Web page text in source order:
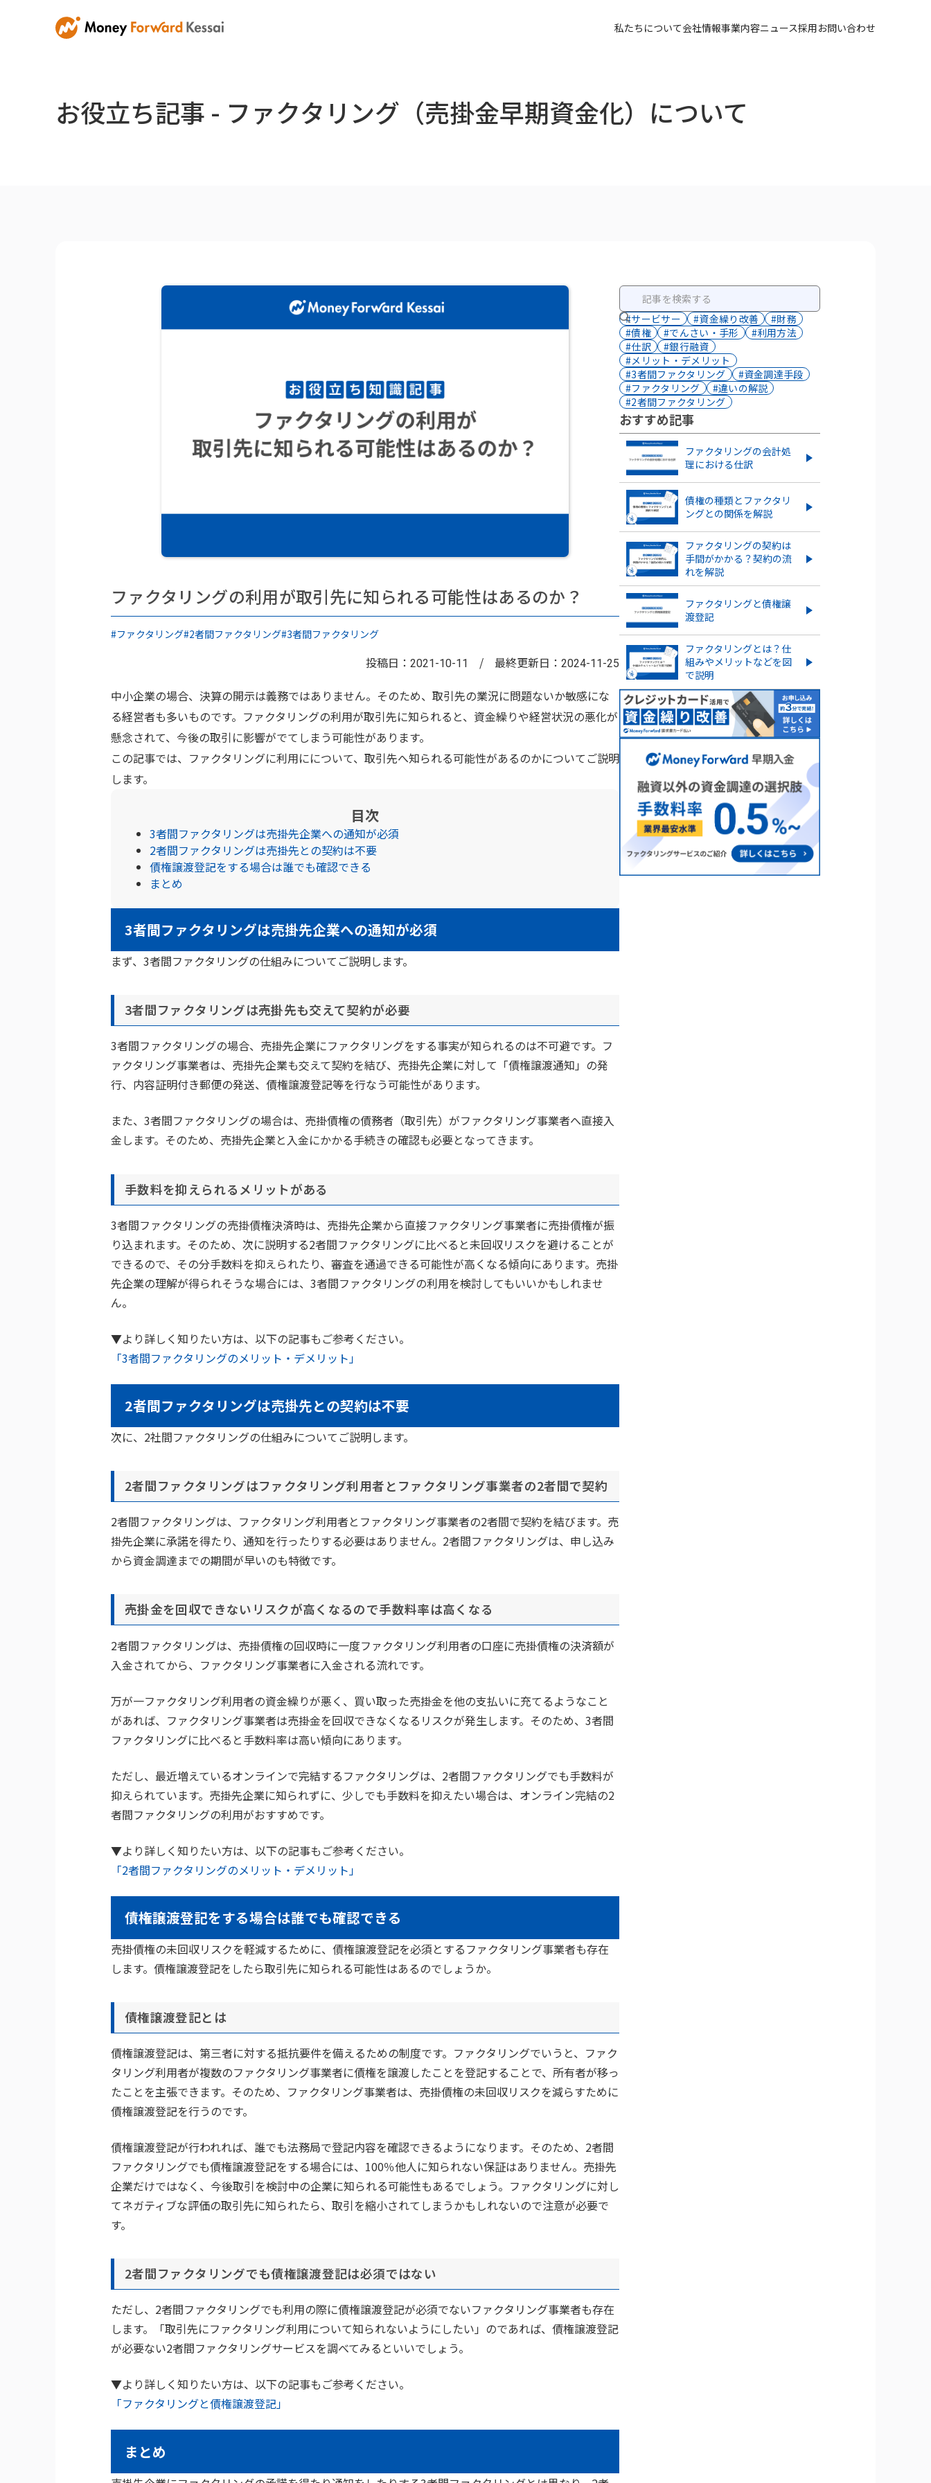
私たちについて会社情報事業内容ニュース採用お問い合わせ
お役立ち記事 - ファクタリング（売掛金早期資金化）について
ファクタリングの利用が取引先に知られる可能性はあるのか？
#ファクタリング#2者間ファクタリング#3者間ファクタリング
投稿日： 2021-10-11 / 最終更新日： 2024-11-25
中小企業の場合、決算の開示は義務ではありません。そのため、取引先の業況に問題ないか敏感にな
る経営者も多いものです。ファクタリングの利用が取引先に知られると、資金繰りや経営状況の悪化が
懸念されて、今後の取引に影響がでてしまう可能性があります。
この記事では、ファクタリングに利用にについて、取引先へ知られる可能性があるのかについてご説明
します。
目次
3者間ファクタリングは売掛先企業への通知が必須
2者間ファクタリングは売掛先との契約は不要
債権譲渡登記をする場合は誰でも確認できる
まとめ
3者間ファクタリングは売掛先企業への通知が必須
まず、3者間ファクタリングの仕組みについてご説明します。
3者間ファクタリングは売掛先も交えて契約が必要
3者間ファクタリングの場合、売掛先企業にファクタリングをする事実が知られるのは不可避です。フ
ァクタリング事業者は、売掛先企業も交えて契約を結び、売掛先企業に対して「債権譲渡通知」の発
行、内容証明付き郵便の発送、債権譲渡登記等を行なう可能性があります。
また、3者間ファクタリングの場合は、売掛債権の債務者（取引先）がファクタリング事業者へ直接入
金します。そのため、売掛先企業と入金にかかる手続きの確認も必要となってきます。
手数料を抑えられるメリットがある
3者間ファクタリングの売掛債権決済時は、売掛先企業から直接ファクタリング事業者に売掛債権が振
り込まれます。そのため、次に説明する2者間ファクタリングに比べると未回収リスクを避けることが
できるので、その分手数料を抑えられたり、審査を通過できる可能性が高くなる傾向にあります。売掛
先企業の理解が得られそうな場合には、3者間ファクタリングの利用を検討してもいいかもしれませ
ん。
▼より詳しく知りたい方は、以下の記事もご参考ください。
「3者間ファクタリングのメリット・デメリット」
2者間ファクタリングは売掛先との契約は不要
次に、2社間ファクタリングの仕組みについてご説明します。
2者間ファクタリングはファクタリング利用者とファクタリング事業者の2者間で契約
2者間ファクタリングは、ファクタリング利用者とファクタリング事業者の2者間で契約を結びます。売
掛先企業に承諾を得たり、通知を行ったりする必要はありません。2者間ファクタリングは、申し込み
から資金調達までの期間が早いのも特徴です。
売掛金を回収できないリスクが高くなるので手数料率は高くなる
2者間ファクタリングは、売掛債権の回収時に一度ファクタリング利用者の口座に売掛債権の決済額が
入金されてから、ファクタリング事業者に入金される流れです。
万が一ファクタリング利用者の資金繰りが悪く、買い取った売掛金を他の支払いに充てるようなこと
があれば、ファクタリング事業者は売掛金を回収できなくなるリスクが発生します。そのため、3者間
ファクタリングに比べると手数料率は高い傾向にあります。
ただし、最近増えているオンラインで完結するファクタリングは、2者間ファクタリングでも手数料が
抑えられています。売掛先企業に知られずに、少しでも手数料を抑えたい場合は、オンライン完結の2
者間ファクタリングの利用がおすすめです。
▼より詳しく知りたい方は、以下の記事もご参考ください。
「2者間ファクタリングのメリット・デメリット」
債権譲渡登記をする場合は誰でも確認できる
売掛債権の未回収リスクを軽減するために、債権譲渡登記を必須とするファクタリング事業者も存在
します。債権譲渡登記をしたら取引先に知られる可能性はあるのでしょうか。
債権譲渡登記とは
債権譲渡登記は、第三者に対する抵抗要件を備えるための制度です。ファクタリングでいうと、ファク
タリング利用者が複数のファクタリング事業者に債権を譲渡したことを登記することで、所有者が移っ
たことを主張できます。そのため、ファクタリング事業者は、売掛債権の未回収リスクを減らすために
債権譲渡登記を行うのです。
債権譲渡登記が行われれば、誰でも法務局で登記内容を確認できるようになります。そのため、2者間
ファクタリングでも債権譲渡登記をする場合には、100％他人に知られない保証はありません。売掛先
企業だけではなく、今後取引を検討中の企業に知られる可能性もあるでしょう。ファクタリングに対し
てネガティブな評価の取引先に知られたら、取引を縮小されてしまうかもしれないので注意が必要で
す。
2者間ファクタリングでも債権譲渡登記は必須ではない
ただし、2者間ファクタリングでも利用の際に債権譲渡登記が必須でないファクタリング事業者も存在
します。「取引先にファクタリング利用について知られないようにしたい」のであれば、債権譲渡登記
が必要ない2者間ファクタリングサービスを調べてみるといいでしょう。
▼より詳しく知りたい方は、以下の記事もご参考ください。
「ファクタリングと債権譲渡登記」
まとめ
#サービサー #資金繰り改善
#財務
#債権
#でんさい・手形
#利用方法
#仕訳
#銀行融資
#メリット・デメリット
#3者間ファクタリング
#資金調達手段
#ファクタリング
#違いの解説
#2者間ファクタリング
おすすめ記事
ファクタリングの会計処
理における仕訳
債権の種類とファクタリ
ングとの関係を解説
ファクタリングの契約は
手間がかかる？契約の流
れを解説
ファクタリングと債権譲
渡登記
ファクタリングとは？仕
組みやメリットなどを図
で説明